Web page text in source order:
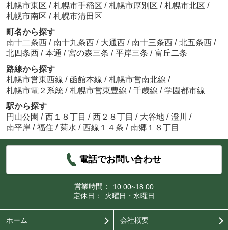
札幌市東区 / 札幌市手稲区 / 札幌市厚別区 / 札幌市北区 /
札幌市南区 / 札幌市清田区
町名から探す
南十二条西 / 南十九条西 / 大通西 / 南十三条西 / 北五条西 /
北四条西 / 本通 / 宮の森三条 / 平岸三条 / 富丘二条
路線から探す
札幌市営東西線 / 函館本線 / 札幌市営南北線 /
札幌市電２系統 / 札幌市営東豊線 / 千歳線 / 学園都市線
駅から探す
円山公園 / 西１８丁目 / 西２８丁目 / 大谷地 / 澄川 /
南平岸 / 福住 / 菊水 / 西線１４条 / 南郷１８丁目
電話でお問い合わせ
営業時間：
10:00~18:00
定休日：
火曜日・水曜日
ホーム 会社概要